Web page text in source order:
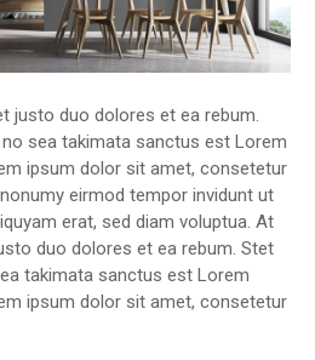
justo duo dolores et ea rebum.
sea takimata sanctus est Lorem
ipsum dolor sit amet, consetetur
eirmod tempor invidunt ut
erat, sed diam voluptua. At
duo dolores et ea rebum. Stet
takimata sanctus est Lorem
ipsum dolor sit amet, consetetur